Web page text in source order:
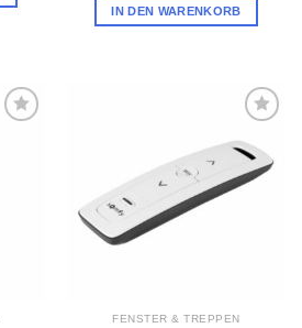
IN DEN WARENKORB
Wunschliste
hinzufügen
FENSTER & TREPPEN